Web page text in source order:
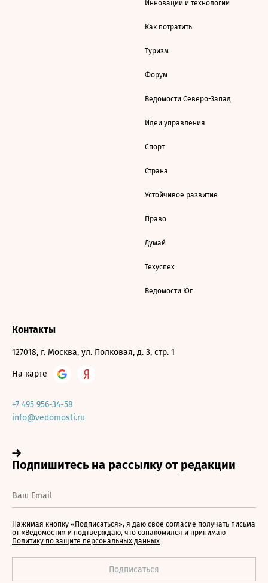
Инновации и технологии
Как потратить
Туризм
Форум
Ведомости Северо-Запад
Идеи управления
Спорт
Страна
Устойчивое развитие
Право
Думай
Техуспех
Ведомости Юг
Контакты
127018, г. Москва, ул. Полковая, д. 3, стр. 1
На карте
+7 495 956-34-58
info@vedomosti.ru
Нажимая кнопку «Подписаться», я даю свое согласие получать письма
от «Ведомости» и подтверждаю, что ознакомился и принимаю
Политику по защите персональных данных